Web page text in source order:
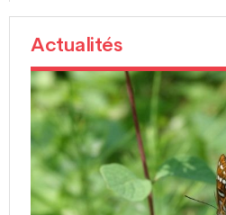
Actualités